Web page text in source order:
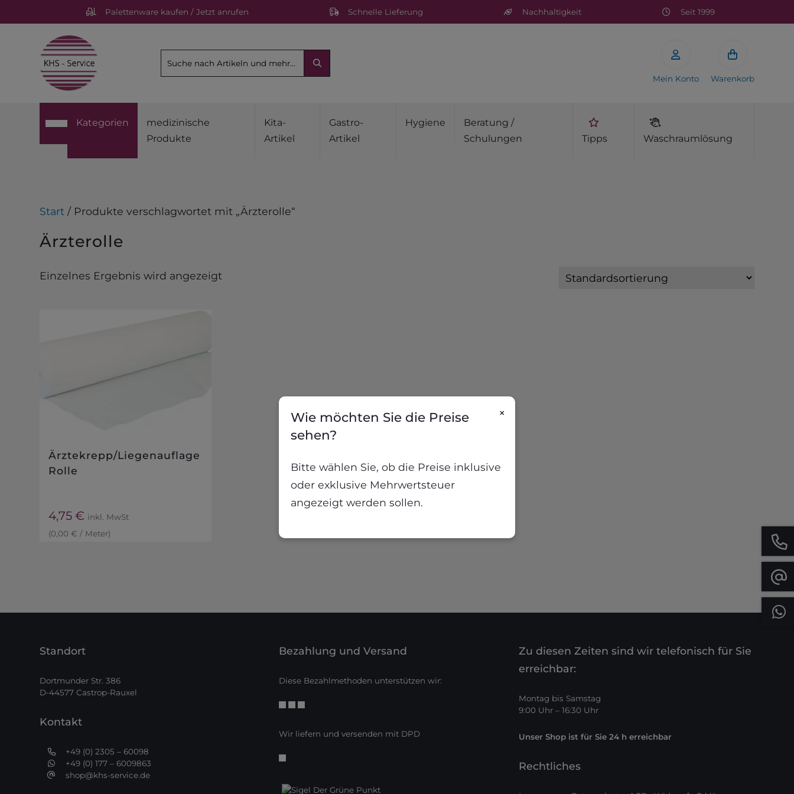
×
Wie möchten Sie die Preise
sehen?
Bitte wählen Sie, ob die Preise inklusive
oder exklusive Mehrwertsteuer
angezeigt werden sollen.
Palettenware kaufen / Jetzt anrufen Schnelle Lieferung Nachhaltigkeit Seit 1999
Mein Konto Warenkorb
Kategorien
medizinische
Produkte
Kita-
Artikel
Gastro-
Artikel
Hygiene
Beratung /
Schulungen
Tipps Waschraumlösung
Start / Produkte verschlagwortet mit „Ärzterolle“
Ärzterolle
Einzelnes Ergebnis wird angezeigt
Ärztekrepp/Liegenauflage
Rolle
4,75€ inkl. MwSt
(0,00€ / Meter)
Standort
Dortmunder Str. 386
D-44577 Castrop-Rauxel
Kontakt
+49 (0) 2305 – 60098
+49 (0) 177 – 6009863
shop@khs-service.de
Bezahlung und Versand
Diese Bezahlmethoden unterstützen wir:
Wir liefern und versenden mit DPD
Zu diesen Zeiten sind wir telefonisch für Sie
erreichbar:
Montag bis Samstag
9:00 Uhr – 16:30 Uhr
Unser Shop ist für Sie 24 h erreichbar
Rechtliches